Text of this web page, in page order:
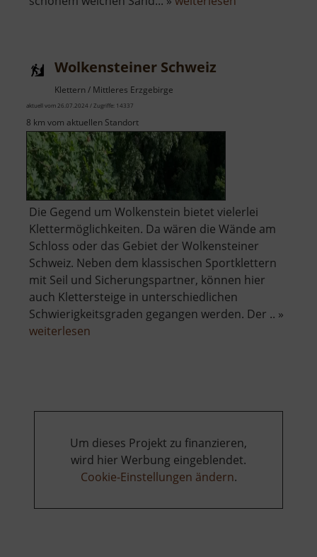
Wolkensteiner Schweiz
Klettern / Mittleres Erzgebirge
aktuell vom 26.07.2024 / Zugriffe: 14337
8 km vom aktuellen Standort
Die Gegend um Wolkenstein bietet vielerlei
Klettermöglichkeiten. Da wären die Wände am
Schloss oder das Gebiet der Wolkensteiner
Schweiz. Neben dem klassischen Sportklettern
mit Seil und Sicherungspartner, können hier
auch Klettersteige in unterschiedlichen
Schwierigkeitsgraden gegangen werden. Der .. »
weiterlesen
Um dieses Projekt zu finanzieren,
wird hier Werbung eingeblendet.
Cookie-Einstellungen ändern.